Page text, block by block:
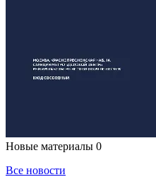
Новые материалы 0
Все новости